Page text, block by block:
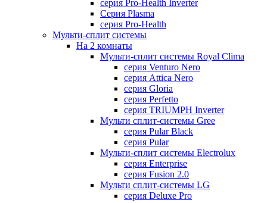
серия Pro-Health Inverter
Cерия Plasma
серия Pro-Health
Мульти-сплит системы
На 2 комнаты
Мульти-сплит системы Royal Clima
серия Venturo Nero
серия Attica Nero
серия Gloria
серия Perfetto
серия TRIUMPH Inverter
Мульти сплит-системы Gree
серия Pular Black
серия Pular
Мульти-сплит системы Electrolux
серия Enterprise
серия Fusion 2.0
Мульти сплит-системы LG
серия Deluxe Pro